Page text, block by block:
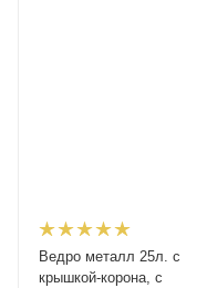
Ведро металл 25л. с
крышкой-корона, с